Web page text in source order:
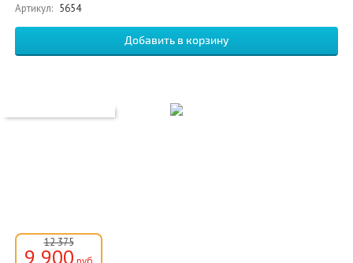
Артикул: 5654
12 375
9 900